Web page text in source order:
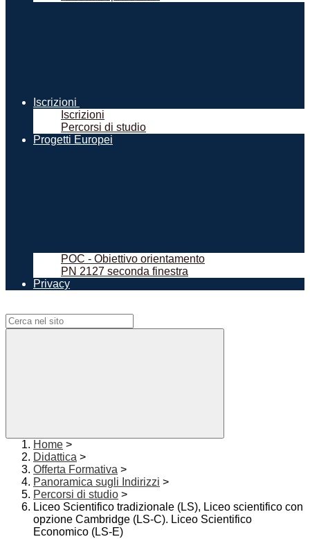
Iscrizioni
Iscrizioni
Percorsi di studio
Progetti Europei
POC - Obiettivo orientamento
PN 2127 seconda finestra
Privacy
Home >
Didattica >
Offerta Formativa >
Panoramica sugli Indirizzi >
Percorsi di studio >
Liceo Scientifico tradizionale (LS), Liceo scientifico con
opzione Cambridge (LS-C). Liceo Scientifico
Economico (LS-E)